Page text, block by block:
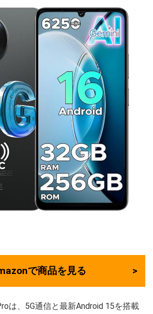
で商品を見る
は、5G通信と最新Android 15を搭載